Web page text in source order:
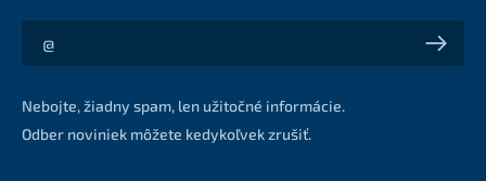
Akcie a zľavy na váš e-mail z prvej ruky
Nebojte, žiadny spam, len užitočné informácie.
Odber noviniek môžete kedykoľvek zrušiť.